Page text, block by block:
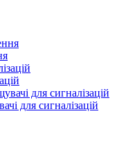
для сигналізацій